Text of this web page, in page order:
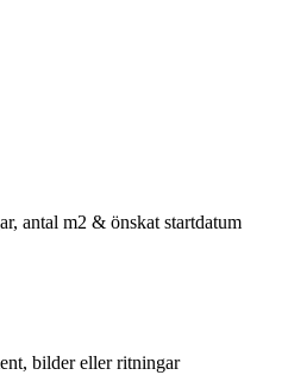
antal m2 & önskat startdatum
bilder eller ritningar